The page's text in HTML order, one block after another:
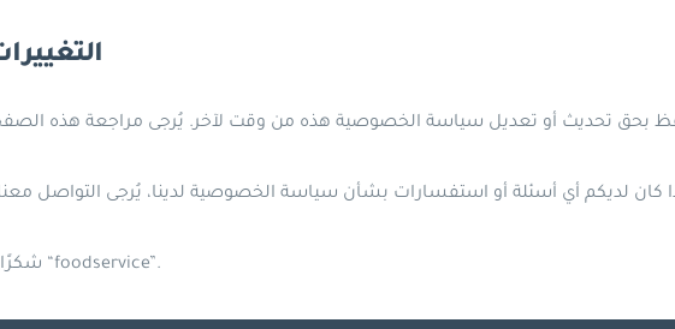
شكرًا مرة أخرى لثقتكم بنا وزيارتكم لموقعنا “foodservice”.